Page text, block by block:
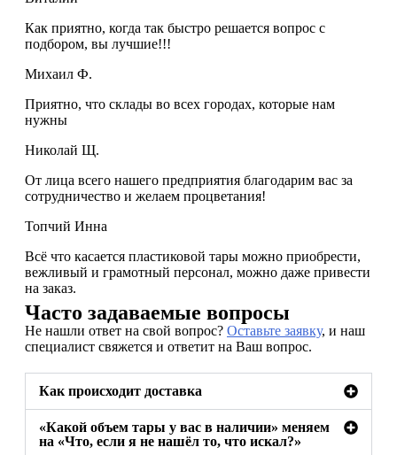
Как приятно, когда так быстро решается вопрос с
подбором, вы лучшие!!!
Михаил Ф.
Приятно, что склады во всех городах, которые нам
нужны
Николай Щ.
От лица всего нашего предприятия благодарим вас за
сотрудничество и желаем процветания!
Топчий Инна
Всё что касается пластиковой тары можно приобрести,
вежливый и грамотный персонал, можно даже привести
на заказ.
Часто задаваемые вопросы
Не нашли ответ на свой вопрос? Оставьте заявку, и наш
специалист свяжется и ответит на Ваш вопрос.
Как происходит доставка
«Какой объем тары у вас в наличии» меняем
на «Что, если я не нашёл то, что искал?»